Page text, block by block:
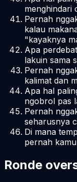
menghindari
Pernah
kalau
"kayaknya
Apa
lakuin sama
Pernah
kalimat dan
Apa hal
ngobrol pas
Pernah
seharusnya
Di mana
pernah
Ronde